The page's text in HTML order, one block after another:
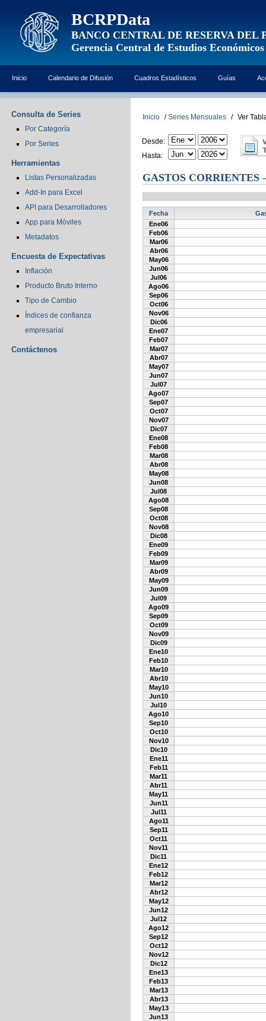
BCRPData
BANCO CENTRAL DE RESERVA DEL
Gerencia Central de Estudios Económicos
Inicio Calendario de Difusión Cuadros Estadísticos Guías
Consulta de Series
Por Categoría
Por Series
Herramientas
Listas Personalizadas
Add-In para Excel
API para Desarrolladores
App para Móviles
Metadatos
Encuesta de Expectativas
Inflación
Producto Bruto Interno
Tipo de Cambio
Índices de confianza
empresarial
Contáctenos
Inicio / Series Mensuales / Ver
Desde:
Hasta:
GASTOS
Fecha
Ene06
Feb06
Mar06
Abr06
May06
Jun06
Jul06
Ago06
Sep06
Oct06
Nov06
Dic06
Ene07
Feb07
Mar07
Abr07
May07
Jun07
Jul07
Ago07
Sep07
Oct07
Nov07
Dic07
Ene08
Feb08
Mar08
Abr08
May08
Jun08
Jul08
Ago08
Sep08
Oct08
Nov08
Dic08
Ene09
Feb09
Mar09
Abr09
May09
Jun09
Jul09
Ago09
Sep09
Oct09
Nov09
Dic09
Ene10
Feb10
Mar10
Abr10
May10
Jun10
Jul10
Ago10
Sep10
Oct10
Nov10
Dic10
Ene11
Feb11
Mar11
Abr11
May11
Jun11
Jul11
Ago11
Sep11
Oct11
Nov11
Dic11
Ene12
Feb12
Mar12
Abr12
May12
Jun12
Jul12
Ago12
Sep12
Oct12
Nov12
Dic12
Ene13
Feb13
Mar13
Abr13
May13
Jun13